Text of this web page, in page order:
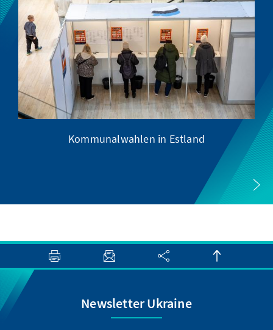
Kommunalwahlen in Estland
Newsletter Ukraine